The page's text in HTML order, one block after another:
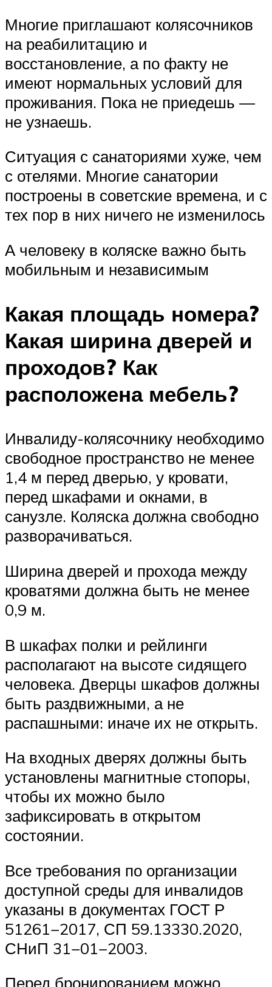
Многие приглашают колясочников
на реабилитацию и
восстановление, а по факту не
имеют нормальных условий для
проживания. Пока не приедешь —
не узнаешь.
Ситуация с санаториями хуже, чем
с отелями. Многие санатории
построены в советские времена, и с
тех пор в них ничего не изменилось
А человеку в коляске важно быть
мобильным и независимым
Какая площадь номера?
Какая ширина дверей и
проходов? Как
расположена мебель?
Инвалиду-колясочнику необходимо
свободное пространство не менее
1,4 м перед дверью, у кровати,
перед шкафами и окнами, в
санузле. Коляска должна свободно
разворачиваться.
Ширина дверей и прохода между
кроватями должна быть не менее
0,9 м.
В шкафах полки и рейлинги
располагают на высоте сидящего
человека. Дверцы шкафов должны
быть раздвижными, а не
распашными: иначе их не открыть.
На входных дверях должны быть
установлены магнитные стопоры,
чтобы их можно было
зафиксировать в открытом
состоянии.
Все требования по организации
доступной среды для инвалидов
указаны в документах ГОСТ Р
51261−2017, СП 59.13330.2020,
СНиП 31−01−2003.
Перед бронированием можно